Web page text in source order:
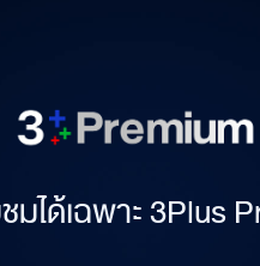
ได้เฉพาะ 3Plus